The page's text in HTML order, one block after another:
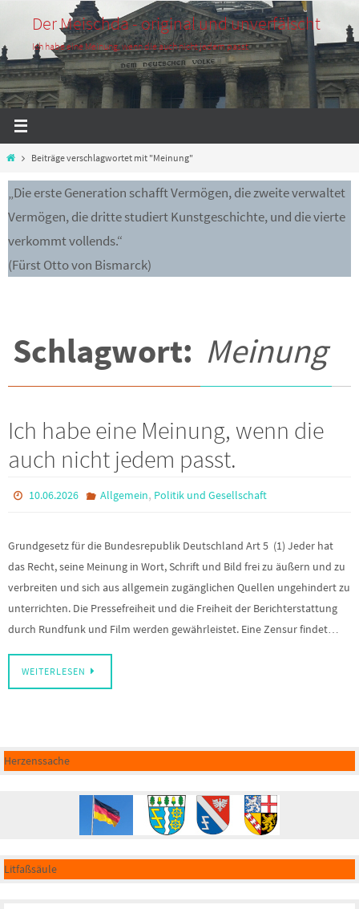
springen
Der Meischda - original und unverfälscht
Ich habe eine Meinung, wenn die auch nicht jedem passt
StartBeiträge verschlagwortet mit "Meinung"
„Die erste Generation schafft Vermögen, die zweite verwaltet
Vermögen, die dritte studiert Kunstgeschichte, und die vierte
verkommt vollends.“
(Fürst Otto von Bismarck)
Schlagwort: Meinung
Ich habe eine Meinung, wenn die
auch nicht jedem passt.
10.06.2026 Allgemein, Politik und Gesellschaft
Grundgesetz für die Bundesrepublik Deutschland Art 5 (1) Jeder hat
das Recht, seine Meinung in Wort, Schrift und Bild frei zu äußern und zu
verbreiten und sich aus allgemein zugänglichen Quellen ungehindert zu
unterrichten. Die Pressefreiheit und die Freiheit der Berichterstattung
durch Rundfunk und Film werden gewährleistet. Eine Zensur findet…
WEITERLESEN
Herzenssache
Litfaßsäule